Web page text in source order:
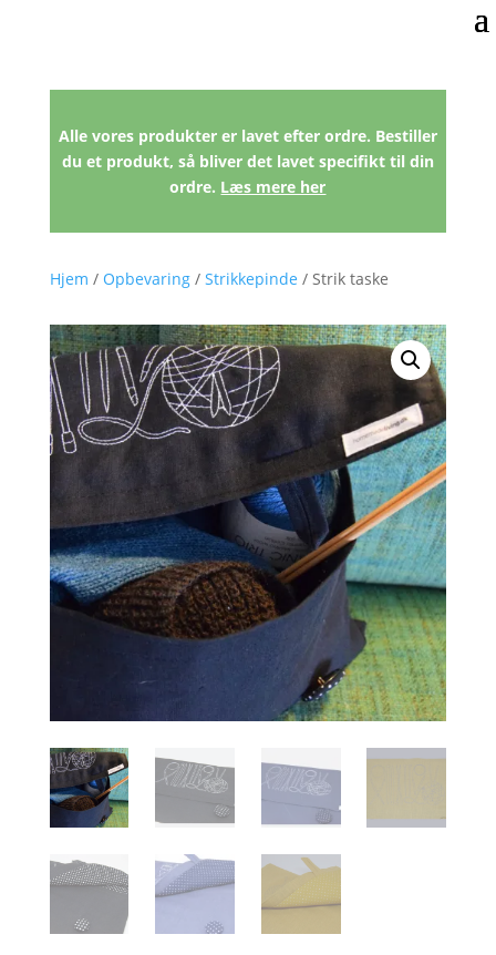
Alle vores produkter er lavet efter ordre. Bestiller
du et produkt, så bliver det lavet specifikt til din
ordre. Læs mere her
Hjem / Opbevaring/ Strikkepinde / Strik taske